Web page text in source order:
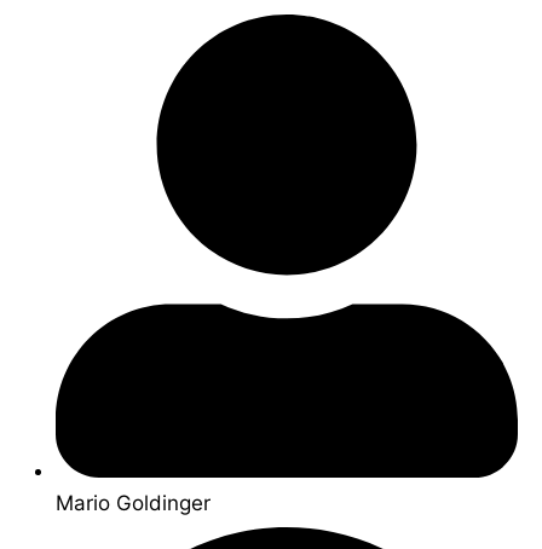
Mario Goldinger